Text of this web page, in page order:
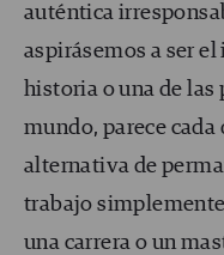
auténtica
aspirásemos a ser
historia o una de las
mundo, parece
alternativa de
trabajo
una carrera o un